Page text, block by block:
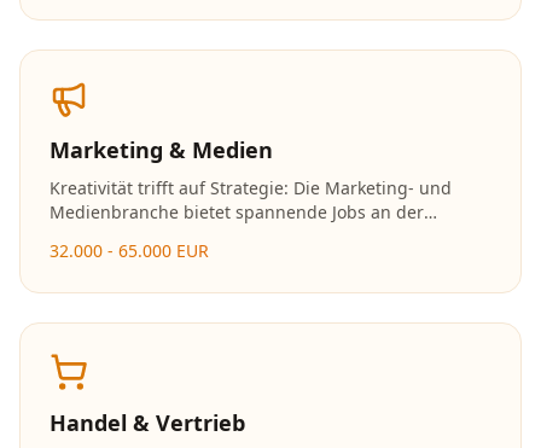
Marketing & Medien
Kreativität trifft auf Strategie: Die Marketing- und
Medienbranche bietet spannende Jobs an der
Technologie. Social Media, Content Creation und
32.000 - 65.000 EUR
Handel & Vertrieb